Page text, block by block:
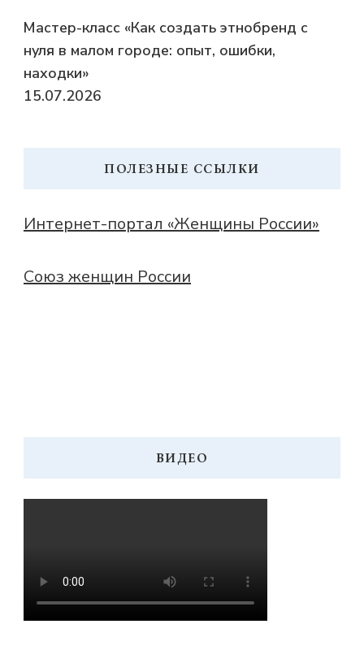
Мастер-класс «Как создать этнобренд с
нуля в малом городе: опыт, ошибки,
находки»
15.07.2026
ПОЛЕЗНЫЕ ССЫЛКИ
Интернет-портал «Женщины России»
Союз женщин России
ВИДЕО